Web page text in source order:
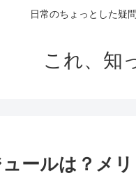
日常のちょっとした疑
これ、知
ールは？メ